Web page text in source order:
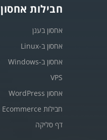
חבילות אחסון
אחסון בענן
אחסון ב-Linux
אחסון ב-Windows
VPS
אחסון WordPress
חבילות Ecommerce
דף סליקה